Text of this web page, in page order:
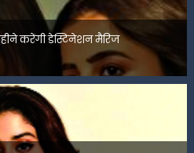
करेंगी डेस्टिनेशन मैरिज